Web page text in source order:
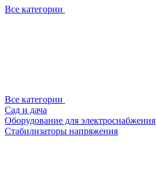
Все категории
Все категории
Сад и дача
Оборудование для электроснабжения
Стабилизаторы напряжения